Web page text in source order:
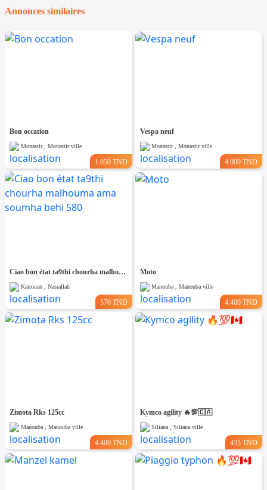
Annonces similaires
Bon occation
Monastir , Monastir ville
1.050 TND
Vespa neuf
Monastir , Monastir ville
4.000 TND
Ciao bon état ta9thi chourha malhouma ama soumha behi 580
Kairouan , Nasrallah
570 TND
Moto
Manouba , Manouba ville
4.400 TND
Zimota Rks 125cc
Manouba , Manouba ville
4.400 TND
Kymco agility 🔥💯🇨🇦
Siliana , Siliana ville
435 TND